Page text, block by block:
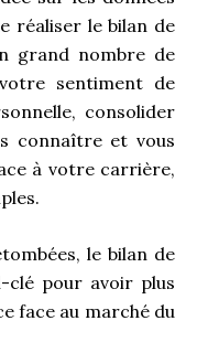
réaliser le bilan de
grand nombre de
sentiment de
consolider
connaître et vous
à votre carrière,
le bilan de
clé pour avoir plus
face au marché du